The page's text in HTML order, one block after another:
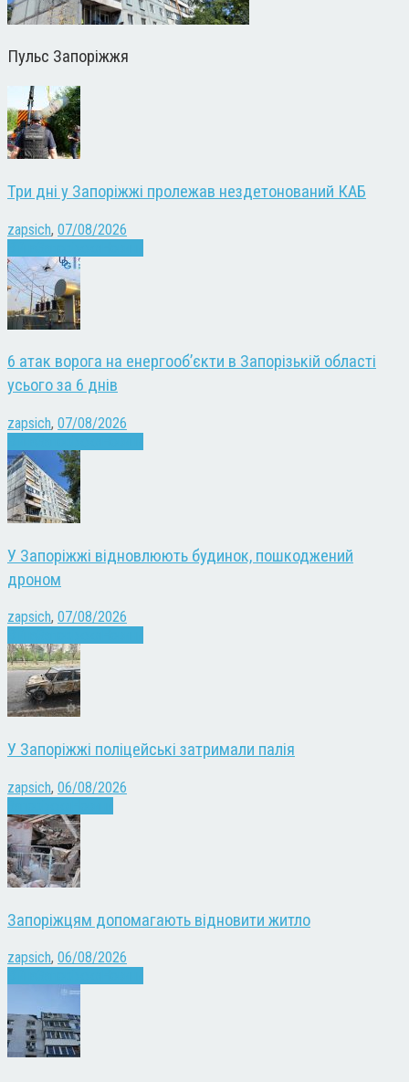
Пульс Запоріжжя
Три дні у Запоріжжі пролежав нездетонований КАБ
zapsich, 07/08/2026
6 атак ворога на енергооб’єкти в Запорізькій області
усього за 6 днів
zapsich, 07/08/2026
У Запоріжжі відновлюють будинок, пошкоджений
дроном
zapsich, 07/08/2026
У Запоріжжі поліцейські затримали палія
zapsich, 06/08/2026
Запоріжцям допомагають відновити житло
zapsich, 06/08/2026